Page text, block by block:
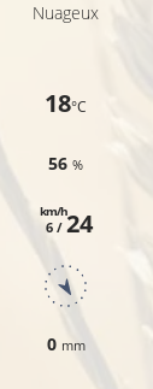
Nuageux
18°C
56%
6 /
km/h24
0 mm